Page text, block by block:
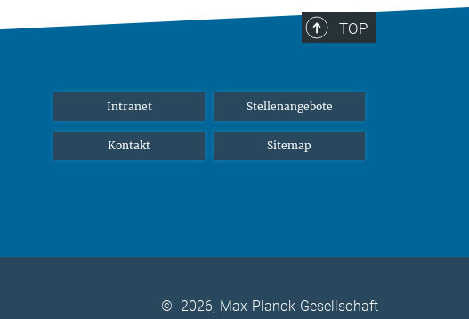
TOP
Intranet Stellenangebote
Kontakt Sitemap
© 2026, Max-Planck-Gesellschaft